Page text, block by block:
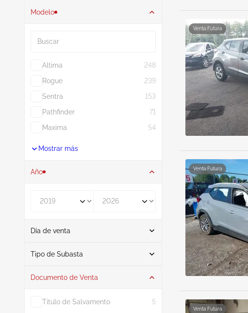
Modelo
Altima
248
Rogue
239
Sentra
153
Pathfinder
71
Maxima
54
Mostrar más
Año
Día de venta
De
Tipo de Subasta
Subasta 27
Documento de Venta
Titulo de Salvamento 5
Venta Futura
Venta Futura
Venta Futura